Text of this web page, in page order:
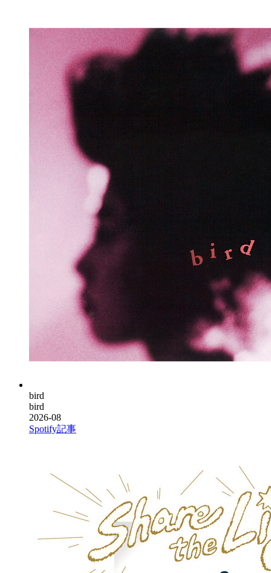
bird
bird
2026-08
Spotify記事